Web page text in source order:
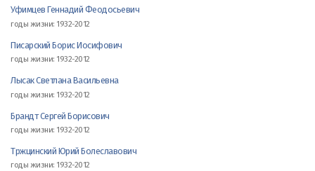
Уфимцев Геннадий Феодосьевич
годы жизни: 1932-2012
Писарский Борис Иосифович
годы жизни: 1932-2012
Лысак Светлана Васильевна
годы жизни: 1932-2012
Брандт Сергей Борисович
годы жизни: 1932-2012
Тржцинский Юрий Болеславович
годы жизни: 1932-2012